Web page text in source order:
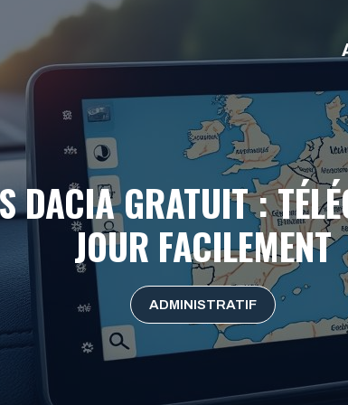
DACIA GRATUIT :
JOUR FACILEMENT
ADMINISTRATIF